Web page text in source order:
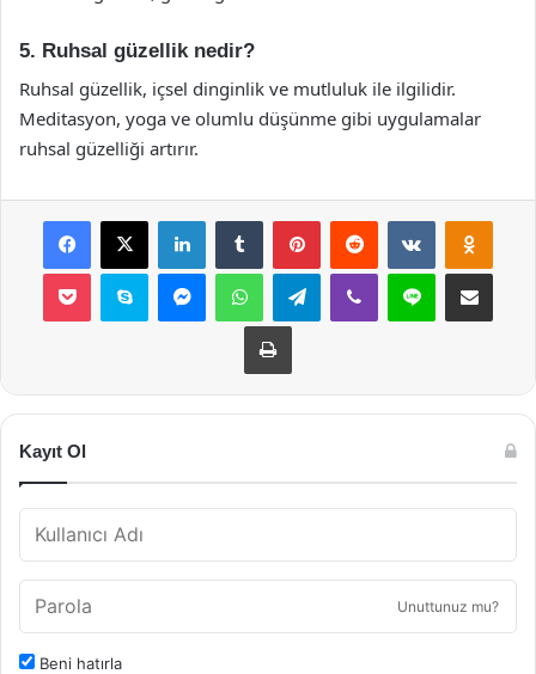
5. Ruhsal güzellik nedir?
Ruhsal güzellik, içsel dinginlik ve mutluluk ile ilgilidir.
Meditasyon, yoga ve olumlu düşünme gibi uygulamalar
ruhsal güzelliği artırır.
Facebook
X LinkedInTumblr PinterestReddit VKontakte
Pocket Skype MessengerWhatsAppTelegramViber Line E-Posta ile
Yazdır
Kayıt Ol
Unuttunuz mu?
Beni hatırla